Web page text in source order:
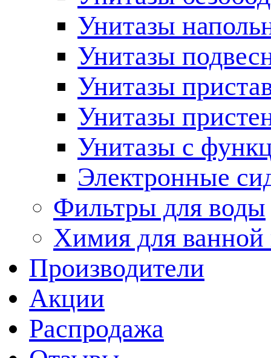
Унитазы
Унитазы
Унитазы
Унитазы
Унитазы с
Электронные
Фильтры для воды
Химия для ванной
Производители
Акции
Распродажа